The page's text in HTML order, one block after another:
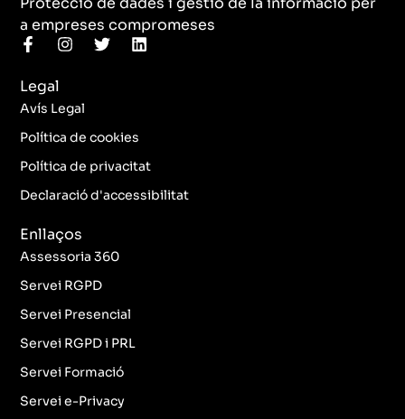
a empreses compromeses
F
a
e
b
o
k
-
f
I
n
a
r
m
T
w
r
L
i
i
n
Enllaços
Assessoria 360
Servei RGPD
Servei Presencial
Servei RGPD i PRL
Servei Formació
Servei e-Privacy
Legal
Avís Legal
Política de cookies
Política de privacitat
Declaració d'accessibilitat